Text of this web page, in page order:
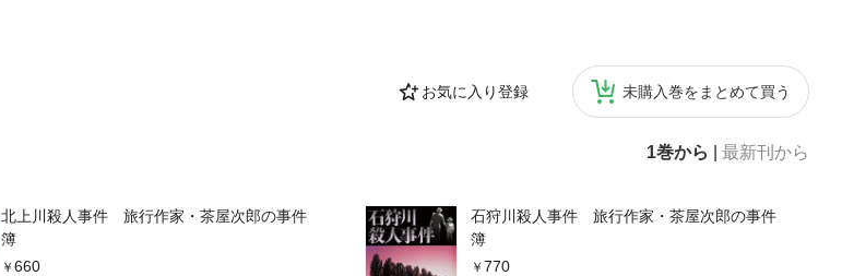
お気に入り登録 未購入巻をまとめて買う
1巻から 最新刊から
北上川殺人事件 旅行作家・茶屋次郎の事件
簿
660
石狩川殺人事件 旅行作家・茶屋次郎の事件
簿
770